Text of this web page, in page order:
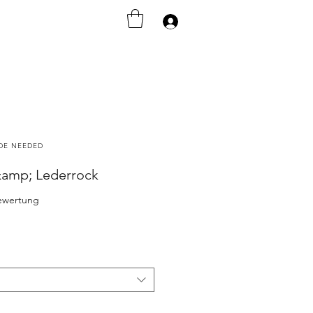
Lederrock
von fünf Sternen, basierend auf 1 Bewertung.
NEEDED